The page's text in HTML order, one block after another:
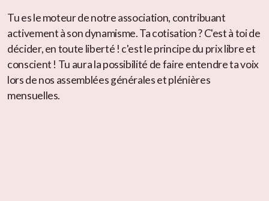
Tu es le moteur de notre association, contribuant
activement à son dynamisme. Ta cotisation ? C'est à toi de
décider, en toute liberté ! c'est le principe du prix libre et
conscient ! Tu aura la possibilité de faire entendre ta voix
lors de nos assemblées générales et plénières
mensuelles.